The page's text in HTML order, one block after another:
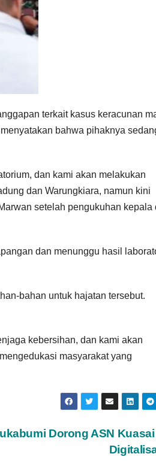
terkait kasus keracunan
bahwa pihaknya
dan kami akan melakukan
dan Warungkiara, namun kini
setelah pengukuhan kepala
dan menunggu hasil
bahan untuk hajatan tersebut.
kebersihan, dan kami akan
masyarakat yang
Dorong ASN